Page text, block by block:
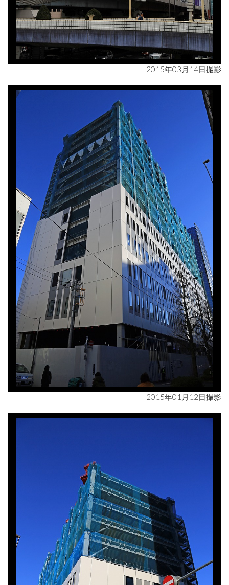
2015年03月14日撮影
2015年01月12日撮影